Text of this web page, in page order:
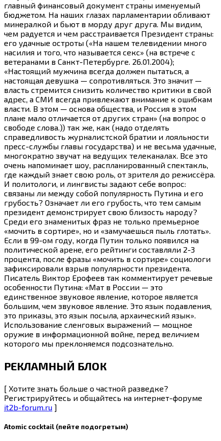
главный финансовый документ страны именуемый
бюджетом. На наших глазах парламентарии обливают
минералкой и бьют в морду друг друга. Мы видим,
чем радуется и чем расстраивается Президент страны:
его удачные остроты («На нашем телевидении много
насилия и того, что называется секс» (на встрече с
ветеранами в Санкт-Петербурге. 26.01.2004);
«Настоящий мужчина всегда должен пытаться, а
настоящая девушка — сопротивляться. Это значит —
власть стремится снизить количество критики в свой
адрес, а СМИ всегда привлекают внимание к ошибкам
власти. В этом — основа общества, и Россия в этом
плане мало отличается от других стран» (на вопрос о
свободе слова.)) так же, как (надо отделять
справедливость журналистской братии и лояльности
пресс-службы главы государства) и не весьма удачные,
многократно звучат на ведущих телеканалах. Все это
очень напоминает шоу, распланированный спектакль,
где каждый знает свою роль, от зрителя до режиссёра.
И политологи, и лингвисты задают себе вопрос:
связаны ли между собой популярность Путина и его
грубость? Означает ли его грубость, что тем самым
президент демонстрирует свою близость народу?
Среди его знаменитых фраз не только премьерное
«мочить в сортире», но и «замучаешься пыль глотать».
Если в 99-ом году, когда Путин только появился на
политической арене, его рейтинги составляли 2-3
процента, после фразы «мочить в сортире» социологи
зафиксировали взрыв популярности президента.
Писатель Виктор Ерофеев так комментирует речевые
особенности Путина: «Мат в России — это
единственное звуковое явление, которое является
большим, чем звуковое явление. Это язык подавления,
это приказы, это язык посыла, архаический язык».
Использование сленговых выражений — мощное
оружие в информационной войне, перед величием
которого мы преклоняемся подсознательно.
РЕКЛАМНЫЙ БЛОК
[ Хотите знать больше о частной разведке?
Регистрируйтесь и общайтесь на интернет-форуме
it2b-forum.ru ]
Atomic cocktail (пейте подогретым)